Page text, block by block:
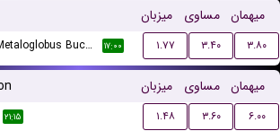
میزبان مساوی میهمان
Metaloglobus Bucuresti ۱۷:۰۰ ۱.۷۷ ۳.۴۰ ۳.۸۰
میزبان مساوی میهمان
۲۱:۱۵ ۱.۴۸ ۳.۶۰ ۶.۰۰